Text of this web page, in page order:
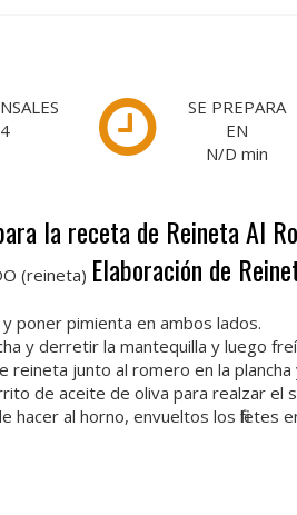
4
SE PREPARA
EN
N/D min
la receta de Reineta Al
(reineta) Elaboración de
y poner pimienta en ambos lados.
y derretir la mantequilla y luego
reineta junto al romero en la
de aceite de oliva para realzar el
hacer al horno, envueltos los filetes